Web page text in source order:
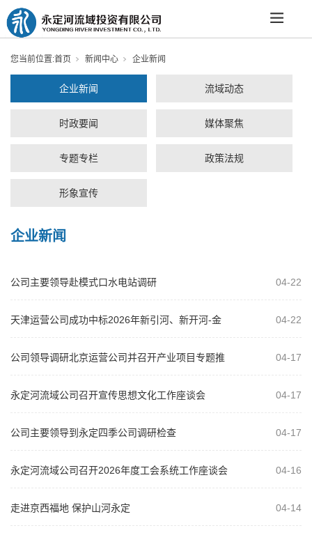
您当前位置:首页 新闻中心 企业新闻
企业新闻 流域动态
时政要闻 媒体聚焦
专题专栏 政策法规
形象宣传
企业新闻
公司主要领导赴模式口水电站调研 04-22
天津运营公司成功中标2026年新引河、新开河-金
04-22
公司领导调研北京运营公司并召开产业项目专题推
04-17
永定河流域公司召开宣传思想文化工作座谈会 04-17
公司主要领导到永定四季公司调研检查 04-17
永定河流域公司召开2026年度工会系统工作座谈会 04-16
走进京西福地 保护山河永定 04-14